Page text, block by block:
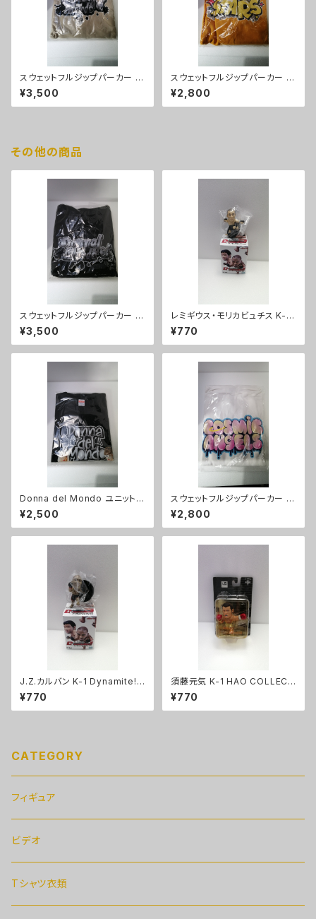
スウェットフルジップパーカー D
onna del Mondoパーカー（サ
ンドベーシュ）XLサイズ
¥3,500
スウェットフルジップパーカー S
TARSパーカー（ゴールド）XLサ
イズ
¥2,800
その他の商品
スウェットフルジップパーカー D
onna del Mondoパーカー（ブ
ラック）XLサイズ
¥3,500
レミギウス・モリカビュチス K-1
Dynamite!!フィギュアコレクシ
ョン
¥770
Donna del Mondo ユニットT
シャツ XXLサイズ
¥2,500
スウェットフルジップパーカー C
OSMIC ANGELSパーカー（ホ
ワイト）XLサイズ
¥2,800
J.Z.カルバン K-1 Dynamite!!
フィギュアコレクション
¥770
須藤元気 K-1 HAO COLLECT
ION
¥770
CATEGORY
フィギュア
ビデオ
Tシャツ衣類